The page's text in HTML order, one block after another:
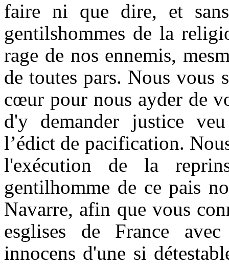
faire ni que dire, et
gentilshommes de la
rage de nos ennemis,
de toutes pars. Nous vous
cœur pour nous ayder de
d'y demander justice
l’édict de pacification.
l'exécution de la
gentilhomme de ce pais
Navarre, afin que vous
esglises de France
innocens d'une si